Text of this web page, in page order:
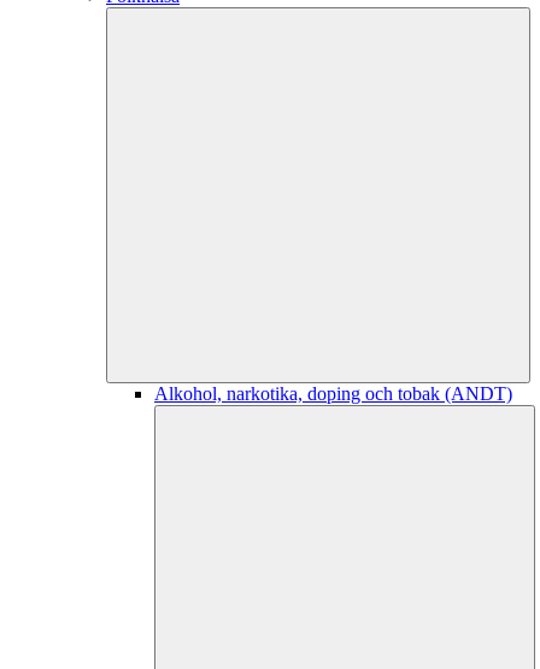
Alkohol, narkotika, doping och tobak (ANDT)